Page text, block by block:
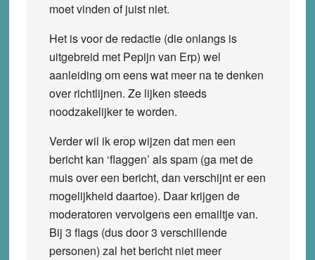
moet vinden of juist niet.
Het is voor de redactie (die onlangs is
uitgebreid met Pepijn van Erp) wel
aanleiding om eens wat meer na te denken
over richtlijnen. Ze lijken steeds
noodzakelijker te worden.
Verder wil ik erop wijzen dat men een
bericht kan ‘flaggen’ als spam (ga met de
muis over een bericht, dan verschijnt er een
mogelijkheid daartoe). Daar krijgen de
moderatoren vervolgens een emailtje van.
Bij 3 flags (dus door 3 verschillende
personen) zal het bericht niet meer